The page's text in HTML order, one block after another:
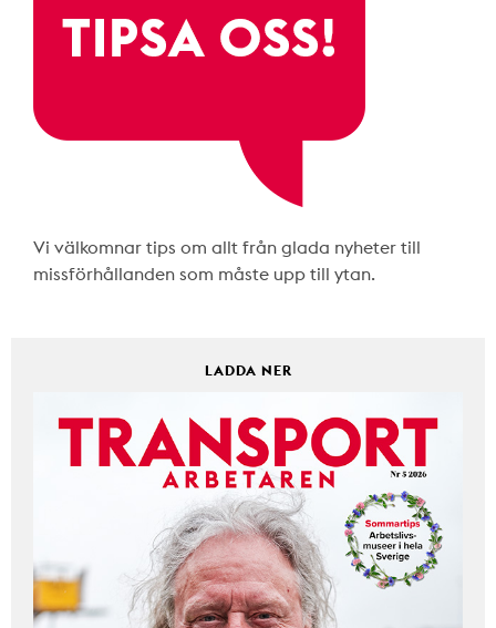
Vi välkomnar tips om allt från glada nyheter till
missförhållanden som måste upp till ytan.
LADDA NER